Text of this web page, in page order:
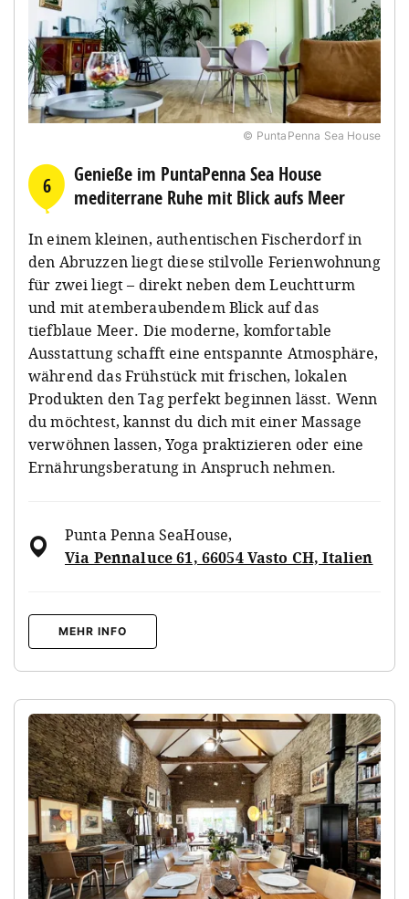
© PuntaPenna Sea House
6
Genieße im PuntaPenna Sea House
mediterrane Ruhe mit Blick aufs Meer
In einem kleinen, authentischen Fischerdorf in
den Abruzzen liegt diese stilvolle Ferienwohnung
für zwei liegt – direkt neben dem Leuchtturm
und mit atemberaubendem Blick auf das
tiefblaue Meer. Die moderne, komfortable
Ausstattung schafft eine entspannte Atmosphäre,
während das Frühstück mit frischen, lokalen
Produkten den Tag perfekt beginnen lässt. Wenn
du möchtest, kannst du dich mit einer Massage
verwöhnen lassen, Yoga praktizieren oder eine
Ernährungsberatung in Anspruch nehmen.
Punta Penna SeaHouse,
Via Pennaluce 61, 66054 Vasto CH, Italien
MEHR INFO